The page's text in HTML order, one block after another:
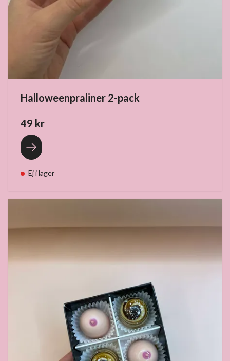
Halloweenpraliner 2-pack
49 kr
Ej i lager